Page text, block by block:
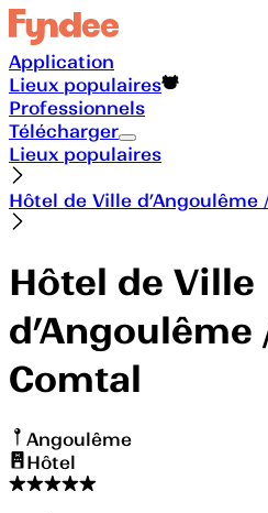
Application
Lieux populaires
Professionnels
Télécharger
Lieux populaires
Hôtel de Ville
Hôtel de Ville
Comtal
Angoulême
Hôtel